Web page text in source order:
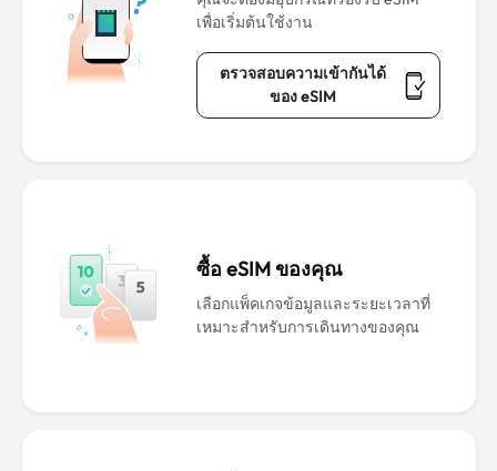
เพื่อเริ่มต้นใช้งาน
ตรวจสอบความเข้ากันได้
ของ eSIM
ซื้อ eSIM ของคุณ
เลือกแพ็คเกจข้อมูลและระยะเวลาที่
เหมาะสำหรับการเดินทางของคุณ